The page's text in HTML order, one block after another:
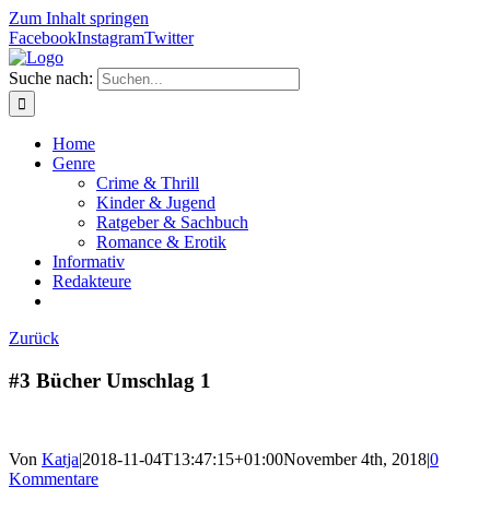
Zum Inhalt springen
FacebookInstagramTwitter
Suche nach:
Home
Genre
Crime & Thrill
Kinder & Jugend
Ratgeber & Sachbuch
Romance & Erotik
Informativ
Redakteure
Zurück
#3 Bücher Umschlag 1
Von Katja|2018-11-04T13:47:15+01:00November 4th, 2018|0
Kommentare